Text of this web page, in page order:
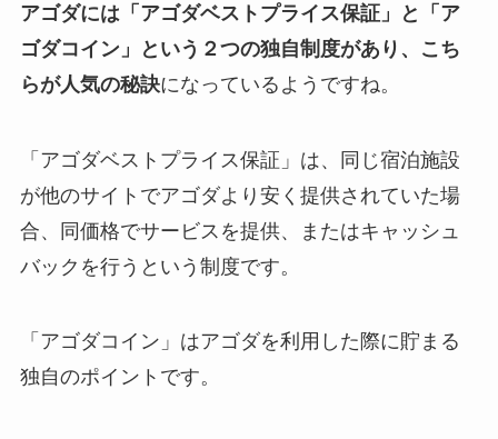
アゴダには「アゴダベストプライス保証」と「ア
ゴダコイン」という２つの独自制度があり、こち
らが人気の秘訣になっているようですね。
「アゴダベストプライス保証」は、同じ宿泊施設
が他のサイトでアゴダより安く提供されていた場
合、同価格でサービスを提供、またはキャッシュ
バックを行うという制度です。
「アゴダコイン」はアゴダを利用した際に貯まる
独自のポイントです。